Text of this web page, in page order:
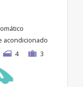
con
acondicionado
4 3